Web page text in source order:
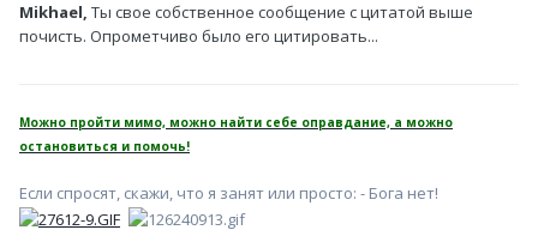
Mikhael, Ты свое собственное сообщение с цитатой выше
почисть. Опрометчиво было его цитировать...
Можно пройти мимо, можно найти себе оправдание, а можно
остановиться и помочь!
Если спросят, скажи, что я занят или просто: - Бога нет!